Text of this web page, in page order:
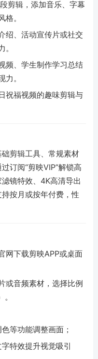
剪辑，添加音乐、字幕
。
绍、活动宣传片或社交
频、学生制作学习总结
。
祝福视频的趣味剪辑与
剪辑工具、常规素材
订阅“剪映VIP”解锁高
镜特效、4K高清导出
按月或按年付费，性
网下载剪映APP或桌面
或音频素材，选择比例
等功能调整画面；
特效提升视觉吸引